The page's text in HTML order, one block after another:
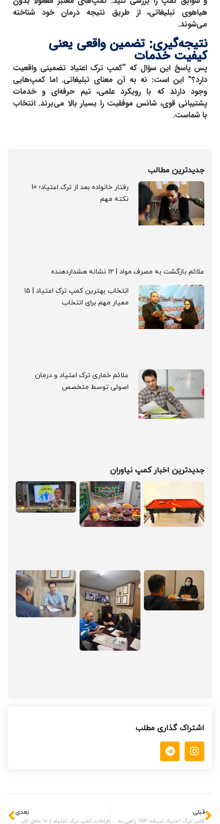
هیاهوی تبلیغاتی، از طریق نتیجه درمان خود شناخته
می‌شوند.
نتیجه‌گیری: تضمین واقعی یعنی
کیفیت خدمات
پس پاسخ این سؤال که “کمپ ترک اعتیاد تضمینی واقعیت
دارد؟” این است: نه به آن معنای تبلیغاتی. اما کمپ‌هایی
وجود دارند که با رویکرد علمی، تیم حرفه‌ای و خدمات
پشتیبانی قوی، شانس موفقیت را بسیار بالا می‌برند. انتخاب
با شماست.
جدیدترین مطالب
رفتار خانواده بعد از ترک اعتیاد؛ 10
نکته مهم
علائم بازگشت به مصرف مواد | ۱۲ نشانه هشداردهنده
انتخاب بهترین کمپ ترک اعتیاد | ۱۵
معیار مهم برای انتخاب
علائم خماری ترک اعتیاد و درمان
اصولی توسط متخصص
جدیدترین اخبار کمپ نیاوران
اشتراک گذاری مطلب
قبلی
کمپ ترک اعتیاد شیشه VIP: راهی به سوی بهبودی با خدمات حرفه‌ای و منحصر به فرد
بعدی
الزامات کمپ ترک اعتیاد | 10 عامل کلیدی موفقیت در روند بهبودی